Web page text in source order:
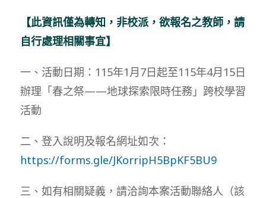
【此資訊僅為轉知，非校派，欲報名之教師，請
自行處理相關事宜】
一、活動日期：115年1月7日起至115年4月15日
辦理「春之祭——地球探索限時任務」跨校學習
活動
二、登入說明及報名網址如次：
https://forms.gle/JKorripH5BpKF5BU9
三、如有相關疑義，請洽詢本案活動聯絡人（該